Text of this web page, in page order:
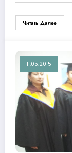
Читать Далее
11.05.2015